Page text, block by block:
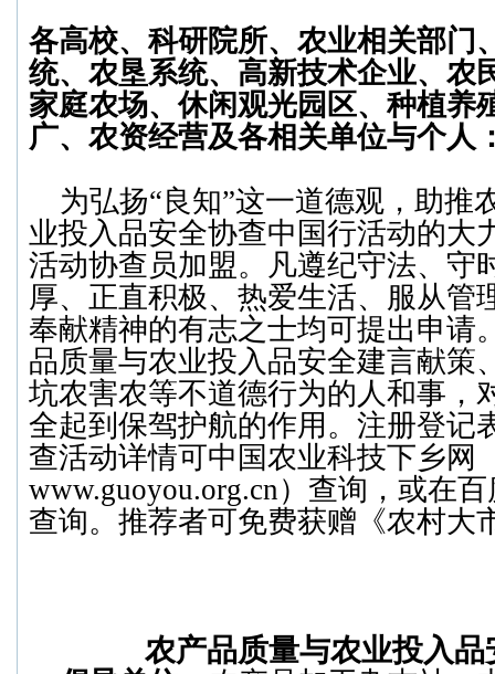
各高校、科研院所、农业相关部门
统、农垦系统、高新技术企业、农
家庭农场、休闲观光园区、种植养
广、农资经营及各相关单位与个人
为弘扬“良知”这一道德观，助推
业投入品安全协查中国行活动的大
活动协查员加盟。凡遵纪守法、守
厚、正直积极、热爱生活、服从管
奉献精神的有志之士均可提出申请
品质量与农业投入品安全建言献策
坑农害农等不道德行为的人和事，
全起到保驾护航的作用。注册登记
查活动详情可中国农业科技下乡网
www.guoyou.org.cn）查询，或在
查询。推荐者可免费获赠《农村大
农产品质量与农业投入